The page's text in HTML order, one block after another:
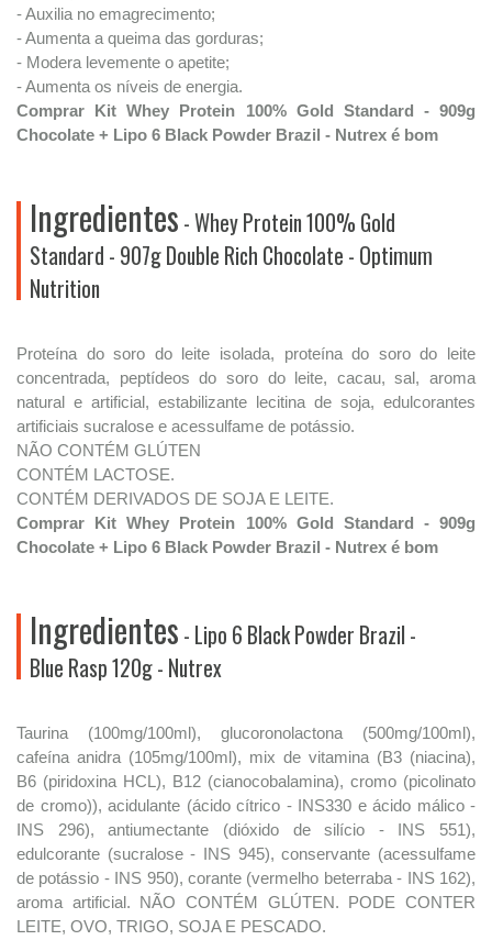
- Auxilia no emagrecimento;
- Aumenta a queima das gorduras;
- Modera levemente o apetite;
- Aumenta os níveis de energia.
Comprar Kit Whey Protein 100% Gold Standard - 909g
Chocolate + Lipo 6 Black Powder Brazil - Nutrex é bom
Ingredientes - Whey Protein 100% Gold
Standard - 907g Double Rich Chocolate - Optimum
Nutrition
Proteína do soro do leite isolada, proteína do soro do leite
concentrada, peptídeos do soro do leite, cacau, sal, aroma
natural e artificial, estabilizante lecitina de soja, edulcorantes
artificiais sucralose e acessulfame de potássio.
NÃO CONTÉM GLÚTEN
CONTÉM LACTOSE.
CONTÉM DERIVADOS DE SOJA E LEITE.
Comprar Kit Whey Protein 100% Gold Standard - 909g
Chocolate + Lipo 6 Black Powder Brazil - Nutrex é bom
Ingredientes - Lipo 6 Black Powder Brazil -
Blue Rasp 120g - Nutrex
Taurina (100mg/100ml), glucoronolactona (500mg/100ml),
cafeína anidra (105mg/100ml), mix de vitamina (B3 (niacina),
B6 (piridoxina HCL), B12 (cianocobalamina), cromo (picolinato
de cromo)), acidulante (ácido cítrico - INS330 e ácido málico -
INS 296), antiumectante (dióxido de silício - INS 551),
edulcorante (sucralose - INS 945), conservante (acessulfame
de potássio - INS 950), corante (vermelho beterraba - INS 162),
aroma artificial. NÃO CONTÉM GLÚTEN. PODE CONTER
LEITE, OVO, TRIGO, SOJA E PESCADO.